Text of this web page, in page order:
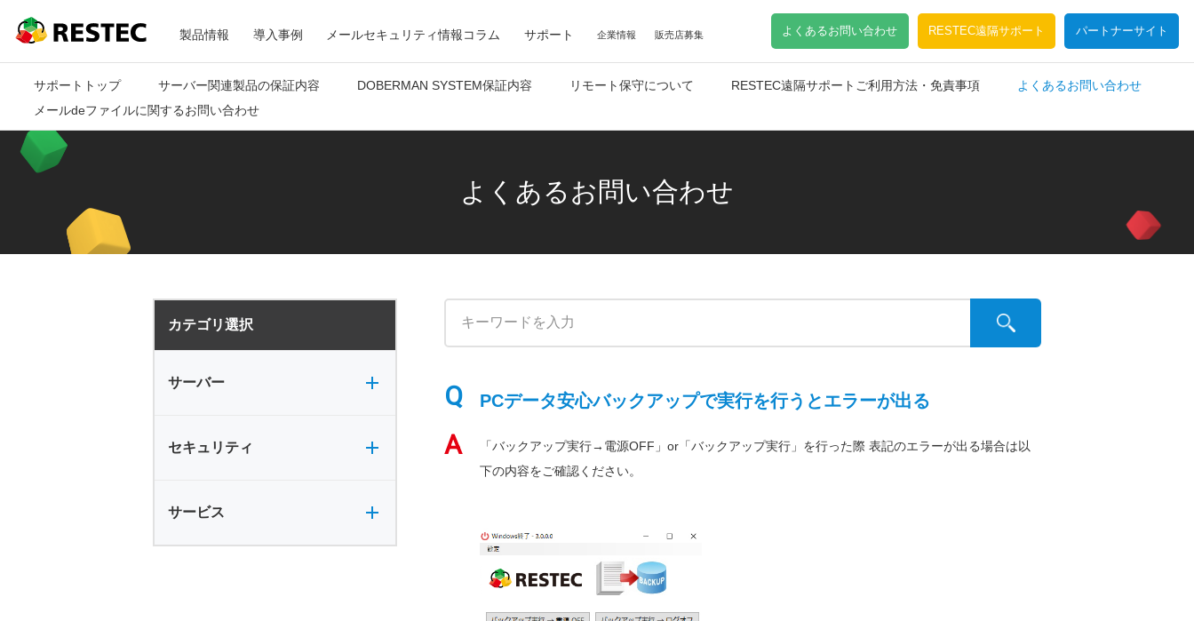
RESTEC
メ
ニ
製品情報 導入事例 メールセキュリティ情報コラム サポート 企業情報 販売店募集 よくあるお問い合わせ RESTEC遠隔サポート パートナーサイト
サポートトップ サーバー関連製品の保証内容 DOBERMAN SYSTEM保証内容 リモート保守について RESTEC遠隔サポートご利用方法・免責事項
よくあるお問い合わせ
メールdeファイルに関するお問い合わせ
よくあるお問い合わせ
カテゴリ選択
サーバー
共有フォルダ
バックアップ
サーバー全般
セキュリティ
セキュリティ全般
サービス
サービス全般
PCデータ安心バックアップで実行を行うとエラーが出る
「バックアップ実行→電源OFF」or「バックアップ実行」を行った際 表記のエラーが出る場合は以
下の内容をご確認ください。